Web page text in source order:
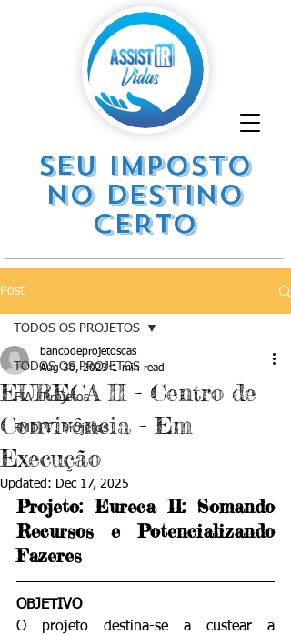
SEU IMPOSTO
NO DESTINO
CERTO
Post
TODOS OS PROJETOS
FIA . Projetos
FMDPI . Projetos
TODOS OS PROJETOS
EURECA II - Centro de
Convivência - Em
Execução
bancodeprojetoscas
Aug 30, 2023 1 min read
Updated: Dec 17, 2025
Projeto: Eureca II: Somando
Recursos e Potencializando
Fazeres
OBJETIVO
O projeto destina-se a custear a